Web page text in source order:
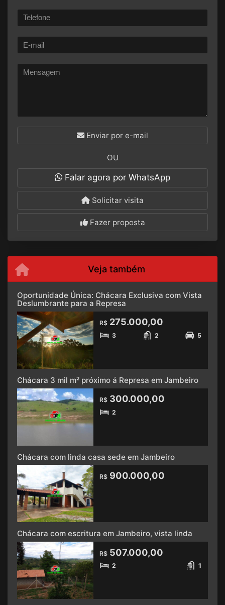
Enviar por e-mail
OU
Falar agora por WhatsApp
Solicitar visita
Fazer proposta
Veja também
Oportunidade Única: Chácara Exclusiva com Vista
Deslumbrante para a Represa
R$ 275.000,00
3 2 5
Chácara 3 mil m² próximo á Represa em Jambeiro
R$ 300.000,00
2
Chácara com linda casa sede em Jambeiro
R$ 900.000,00
Chácara com escritura em Jambeiro, vista linda
R$ 507.000,00
2 1